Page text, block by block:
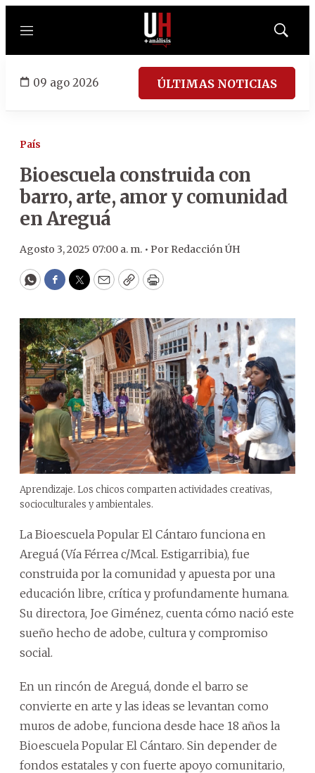
Menú
Mostrar
09 ago 2026 ÚLTIMAS NOTICIAS
País
Bioescuela construida con
barro, arte, amor y comunidad
en Areguá
Agosto 3, 2025 07:00 a. m. • Por Redacción ÚH
WhatsApp
Facebook
Twitter
EmailCopyPrint
Aprendizaje. Los chicos comparten actividades creativas,
socioculturales y ambientales.
La Bioescuela Popular El Cántaro funciona en
Areguá (Vía Férrea c/Mcal. Estigarribia), fue
construida por la comunidad y apuesta por una
educación libre, crítica y profundamente humana.
Su directora, Joe Giménez, cuenta cómo nació este
sueño hecho de adobe, cultura y compromiso
social.
En un rincón de Areguá, donde el barro se
convierte en arte y las ideas se levantan como
muros de adobe, funciona desde hace 18 años la
Bioescuela Popular El Cántaro. Sin depender de
fondos estatales y con fuerte apoyo comunitario,